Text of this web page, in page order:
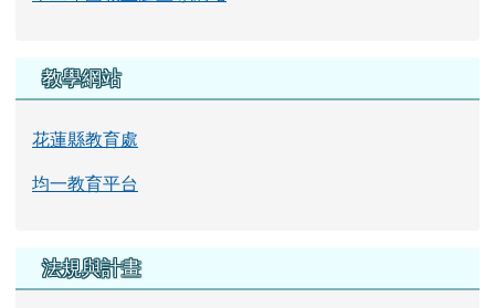
教學網站
花蓮縣教育處
均一教育平台
法規與計畫